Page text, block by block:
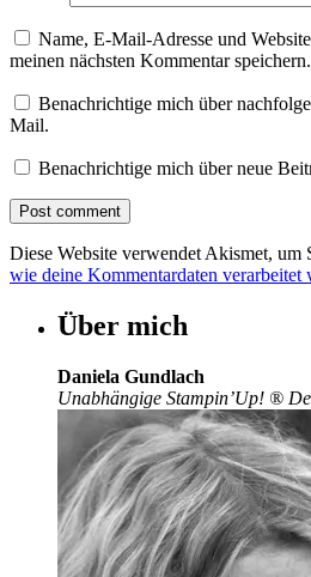
Name, E-Mail-Adresse und
meinen nächsten Kommentar speichern.
Benachrichtige mich über
Mail.
Benachrichtige mich über neue
Diese Website verwendet Akismet, um
wie deine Kommentardaten verarbeitet
Über mich
Daniela Gundlach
Unabhängige Stampin’Up! ®